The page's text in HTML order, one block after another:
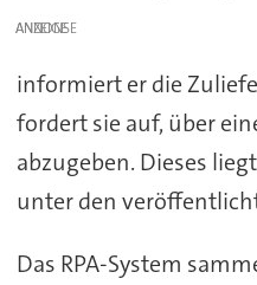
ANZEIGE
informiert er die
fordert sie auf, über
abzugeben. Dieses
unter den
Das RPA-System